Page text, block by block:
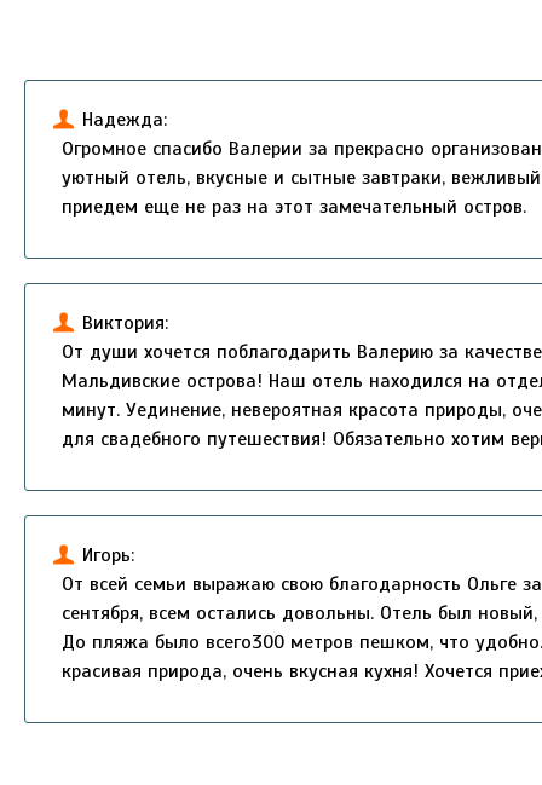
Надежда:
Огромное спасибо Валерии за прекрасно
уютный отель, вкусные и сытные завтраки,
приедем еще не раз на этот замечательный остров.
Виктория:
От души хочется поблагодарить Валерию за
Мальдивские острова! Наш отель находился на
минут. Уединение, невероятная красота природы,
для свадебного путешествия! Обязательно хотим
Игорь:
От всей семьи выражаю свою благодарность Ольге
сентября, всем остались довольны. Отель был
До пляжа было всего300 метров пешком, что
красивая природа, очень вкусная кухня! Хочется